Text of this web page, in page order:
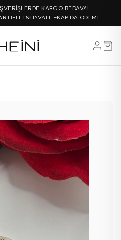
KARGO BEDAVA!
EFT&HAVALE -KAPIDA ÖDEME